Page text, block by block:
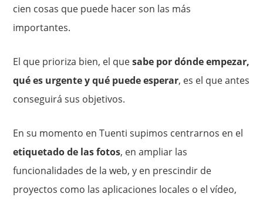
cien cosas que puede hacer son las más
importantes.
El que prioriza bien, el quesabe por dónde empezar,
qué es urgente y qué puede esperar, es el que antes
conseguirá sus objetivos.
En su momento en Tuenti supimos centrarnos en el
etiquetado de las fotos, en ampliar las
funcionalidades de la web, y en prescindir de
proyectos como las aplicaciones locales o el vídeo,